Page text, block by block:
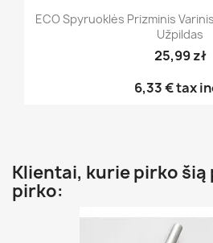
ECO Spyruoklės Prizminis
Užpildas
25,99 zł
6,33 €tax
Klientai, kurie pirko
pirko: